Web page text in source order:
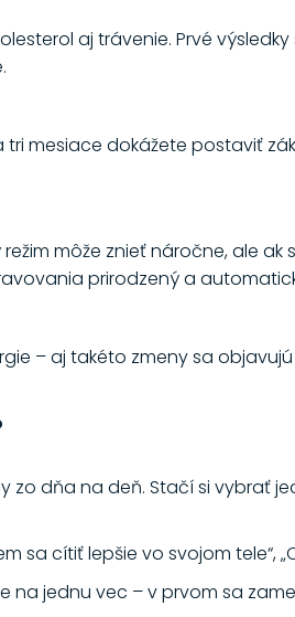
aj trávenie. Prvé
mesiace dokážete postaviť
môže znieť náročne, ale
prirodzený a
– aj takéto zmeny sa
zo dňa na deň. Stačí si vybrať
sa cítiť lepšie vo svojom tele“,
na jednu vec – v prvom sa